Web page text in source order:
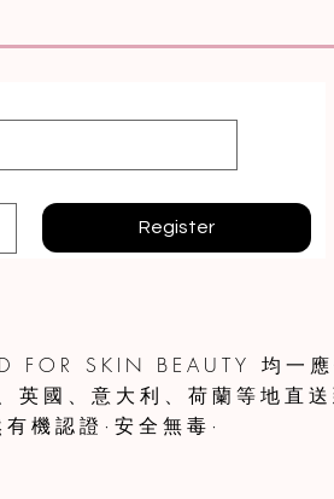
Register
FOR SKIN BEAUTY 均一應
英國、意大利、荷蘭等地直送
機認證·安全無毒·